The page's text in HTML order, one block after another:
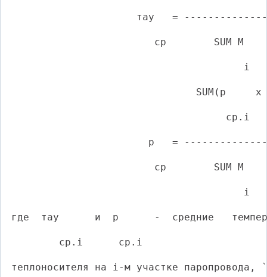
тау   =
                        ср        SUM М
                                       i
SUM(p     x
ср.i
p   =
                        ср        SUM М
                                       i
где  тау      и  p      -  средние
        ср.i      ср.i
теплоносителя на i-м участке паропровода,